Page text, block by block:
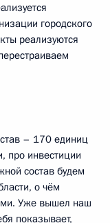
городского
реализуются
– 170 единиц
про инвестиции
состав будем
о чём
Уже вышел наш
показывает,